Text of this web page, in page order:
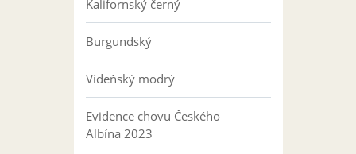
Kalifornský černý
Burgundský
Vídeňský modrý
Evidence chovu Českého
Albína 2023